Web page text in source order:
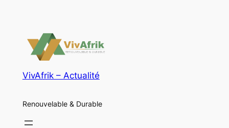
VivAfrik – Actualité
Renouvelable & Durable